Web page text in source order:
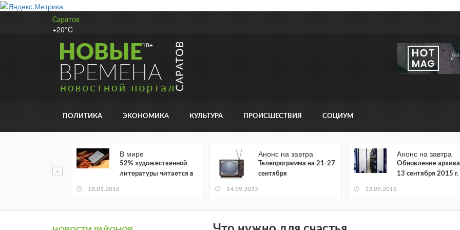
Саратов
+20°C
ПОЛИТИКА ЭКОНОМИКА КУЛЬТУРА ПРОИСШЕСТВИЯ СОЦИУМ
В мире
52% художественной
литературы читается в
18.01.2016
Анонс на завтра
Телепрограмма на 21-27
сентября
14.09.2015
Анонс на завтра
Обновление архива
13 сентября 2015 г.
13.09.2015